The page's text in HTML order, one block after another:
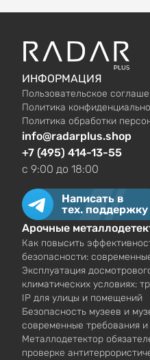
ИНФОРМАЦИЯ
Пользовательское
Политика
Политика обработки
info@radarplus.shop
+7 (495) 414-13-55
c 9:00 до 18:00
Написать в
тех. поддержку
Арочные
Как повысить
безопасности:
Эксплуатация
климатических условиях:
IP для улицы и помещений
Безопасность музеев и
современные требования
Металлодетектор
проверке